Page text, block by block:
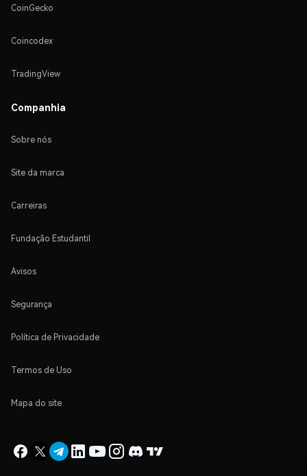
CoinGecko
Coincodex
TradingView
Companhia
Sobre nós
Site da marca
Carreiras
Fundação Estudantil
Avisos
Segurança
Política de Privacidade
Termos de Uso
Mapa do site